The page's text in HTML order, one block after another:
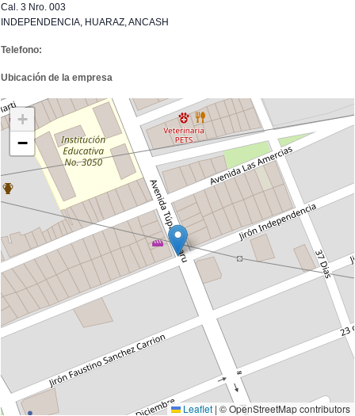
Cal. 3 Nro. 003
INDEPENDENCIA, HUARAZ, ANCASH
Telefono:
Ubicación de la empresa
+
−
Leaflet | © OpenStreetMap contributors